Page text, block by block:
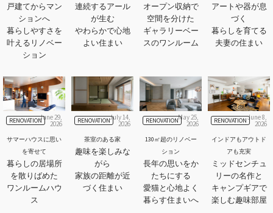
戸建てからマン
ションへ
暮らしやすさを
叶えるリノベー
ション
連続するアール
が生む
やわらかで心地
よい住まい
オープン収納で
空間を分けた
ギャラリーベー
スのワンルーム
アートや器が息
づく
暮らしを育てる
夫妻の住まい
RENOVATIONJune 29,
2026
サマーハウスに思い
を寄せて
暮らしの居場所
を散りばめた
ワンルームハウ
ス
RENOVATIONJuly 14,
2026
茶室のある家
趣味を楽しみな
がら
家族の距離が近
づく住まい
RENOVATIONMay 25,
2026
130㎡超のリノベー
ション
長年の思いをか
たちにする
愛猫と心地よく
暮らす住まいへ
RENOVATIONJune 8,
2026
インドアもアウトド
アも充実
ミッドセンチュ
リーの名作と
キャンプギアで
楽しむ趣味部屋